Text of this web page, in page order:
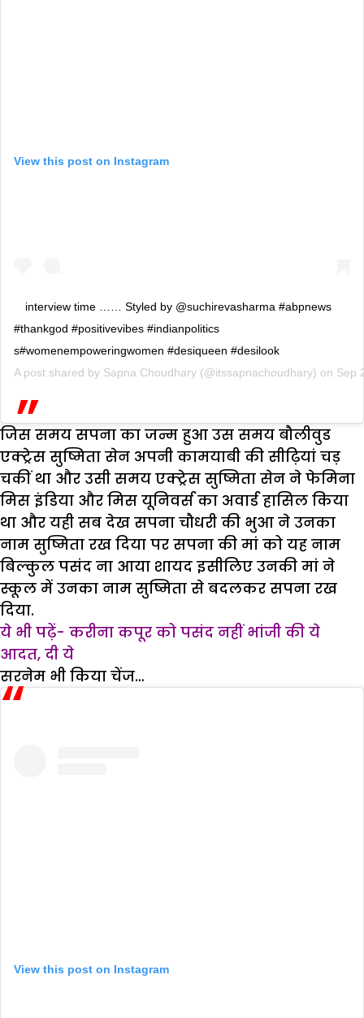
View this post on Instagram
interview time …… Styled by @suchirevasharma #abpnews
#thankgod #positivevibes #indianpolitics
s#womenempoweringwomen #desiqueen #desilook
A post shared by Sapna Choudhary (@itssapnachoudhary) on Sep
जिस समय सपना का जन्म हुआ उस समय बौलीवुड
एक्ट्रेस सुष्मिता सेन अपनी कामयाबी की सीढ़ियां चड़
चकीं था और उसी समय एक्ट्रेस सुष्मिता सेन ने फेमिना
मिस इंडिया और मिस यूनिवर्स का अवार्ड हासिल किया
था और यही सब देख सपना चौधरी की भुआ ने उनका
नाम सुष्मिता रख दिया पर सपना की मां को यह नाम
बिल्कुल पसंद ना आया शायद इसीलिए उनकी मां ने
स्कूल में उनका नाम सुष्मिता से बदलकर सपना रख
दिया.
ये भी पढ़ें- करीना कपूर को पसंद नहीं भांजी की ये
आदत, दी ये
सरनेम भी किया चेंज…
View this post on Instagram